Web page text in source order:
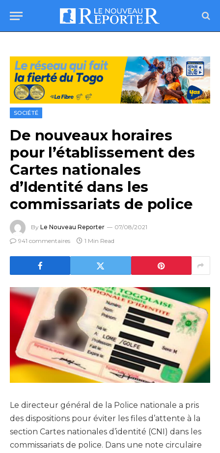
SOCIÉTÉ
De nouveaux horaires
pour l’établissement des
Cartes nationales
d’Identité dans les
commissariats de police
By Le Nouveau Reporter
07/08/2021
941 commentaires
1 Min Read
Le directeur général de la Police nationale a pris
des dispositions pour éviter les files d’attente à la
section Cartes nationales d’identité (CNI) dans les
commissariats de police. Dans une note circulaire